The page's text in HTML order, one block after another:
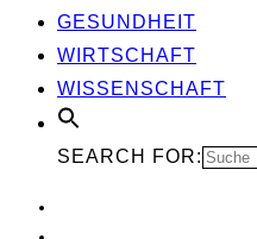
GESUND­HEIT
WIRT­SCHAFT
WIS­SEN­SCHAFT
SEARCH FOR: